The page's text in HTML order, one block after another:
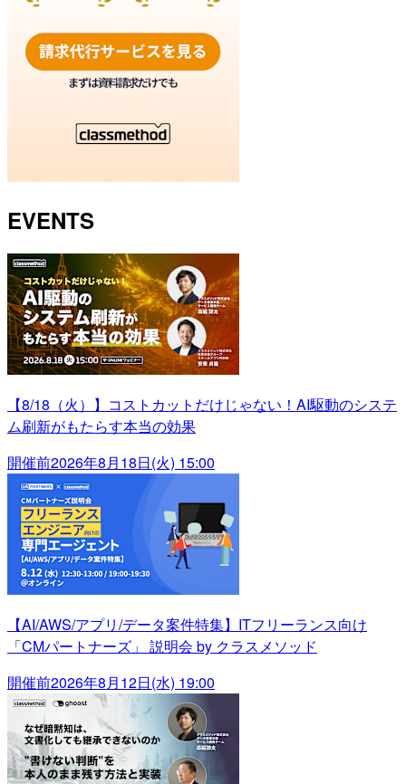
EVENTS
【8/18（火）】コストカットだけじゃない！AI駆動のシステ
ム刷新がもたらす本当の効果
開催前2026年8月18日(火) 15:00
【AI/AWS/アプリ/データ案件特集】ITフリーランス向け
「CMパートナーズ」 説明会 by クラスメソッド
開催前2026年8月12日(水) 19:00